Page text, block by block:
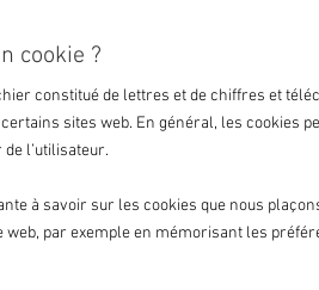
cookie ?
constitué de lettres et de chiffres et
sites web. En général, les cookies
l’utilisateur.
à savoir sur les cookies que nous
web, par exemple en mémorisant les